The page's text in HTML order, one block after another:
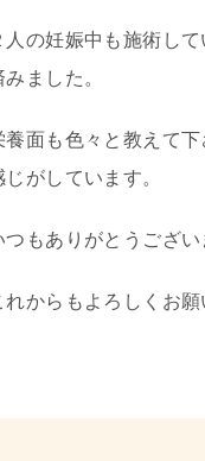
人の妊娠中も施術し
みました。
養面も色々と教えて
じがしています。
つもありがとうござい
れからもよろしくお願